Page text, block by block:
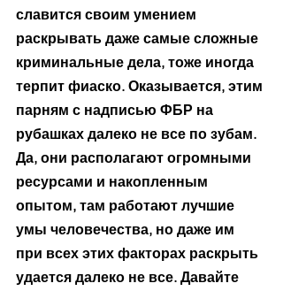
славится своим умением
раскрывать даже самые сложные
криминальные дела, тоже иногда
терпит фиаско. Оказывается, этим
парням с надписью ФБР на
рубашках далеко не все по зубам.
Да, они располагают огромными
ресурсами и накопленным
опытом, там работают лучшие
умы человечества, но даже им
при всех этих факторах раскрыть
удается далеко не все. Давайте